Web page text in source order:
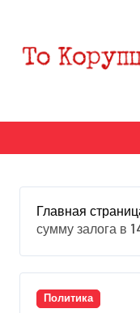
содержанию
Главная
сумму залога в
Политика